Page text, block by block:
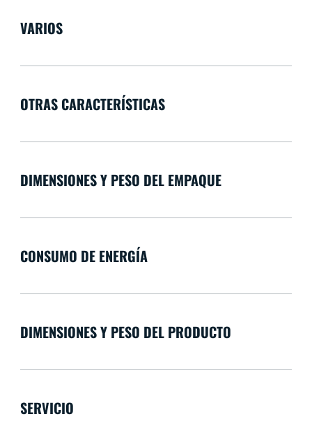
VARIOS
OTRAS CARACTERÍSTICAS
DIMENSIONES Y PESO DEL EMPAQUE
CONSUMO DE ENERGÍA
DIMENSIONES Y PESO DEL PRODUCTO
SERVICIO